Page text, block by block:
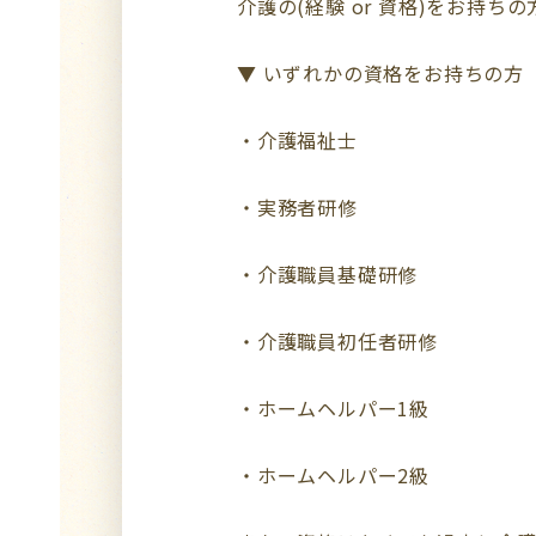
介護の(経験 or 資格)をお持ちの
▼ いずれかの資格をお持ちの方
・介護福祉士
・実務者研修
・介護職員基礎研修
・介護職員初任者研修
・ホームヘルパー1級
・ホームヘルパー2級